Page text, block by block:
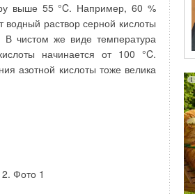
выше 55 °C. Например, 60 %
водный раствор серной кислоты
В чистом же виде температура
начинается от 100 °C.
азотной кислоты тоже велика
за поставляемую воду дают
воды обучать своих
и рачительности.
цен на воду точный и
коммерческий расчет с
средств